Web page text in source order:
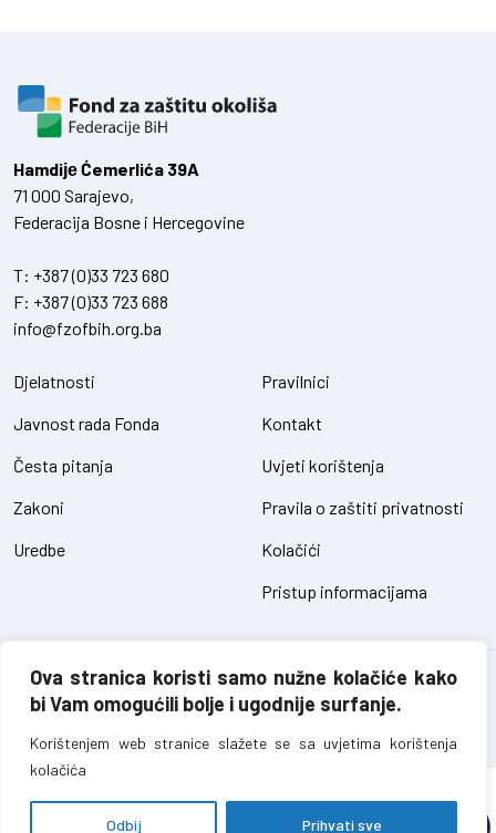
Ova stranica koristi samo nužne kolačiće kako
bi Vam omogućili bolje i ugodnije surfanje.
Korištenjem web stranice slažete se sa uvjetima korištenja
kolačića
Odbij Prihvati sve
Hamdiје Ćemerlića 39A
71 000 Sarajevo,
Federacija Bosne i Hercegovine
T: +387 (0)33 723 680
F: +387 (0)33 723 688
info@fzofbih.org.ba
Djelatnosti
Javnost rada Fonda
Česta pitanja
Zakoni
Uredbe
Pravilnici
Kontakt
Uvjeti korištenja
Pravila o zaštiti privatnosti
Kolačići
Pristup informacijama
Fond za zaštitu okoliša FBiH – sva prava pridržana // design and
developmentSIK